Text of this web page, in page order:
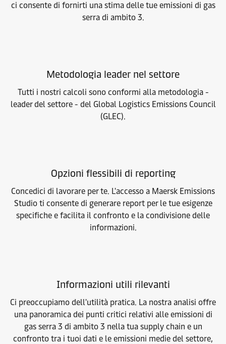
ci consente di fornirti una stima delle tue emissioni di gas
serra di ambito 3.
Metodologia leader nel settore
Tutti i nostri calcoli sono conformi alla metodologia -
leader del settore - del Global Logistics Emissions Council
(GLEC).
Opzioni flessibili di reporting
Concedici di lavorare per te. L'accesso a Maersk Emissions
Studio ti consente di generare report per le tue esigenze
specifiche e facilita il confronto e la condivisione delle
informazioni.
Informazioni utili rilevanti
Ci preoccupiamo dell'utilità pratica. La nostra analisi offre
una panoramica dei punti critici relativi alle emissioni di
gas serra 3 di ambito 3 nella tua supply chain e un
confronto tra i tuoi dati e le emissioni medie del settore,